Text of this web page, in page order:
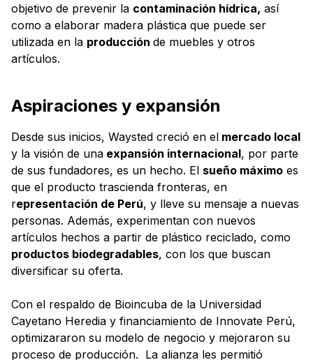
objetivo de prevenir la contaminación hídrica, así
como a elaborar madera plástica que puede ser
utilizada en la producción de muebles y otros
artículos.
Aspiraciones y expansión
Desde sus inicios, Waysted creció en el mercado local
y la visión de una expansión internacional, por parte
de sus fundadores, es un hecho. El sueño máximo es
que el producto trascienda fronteras, en
representación de Perú, y lleve su mensaje a nuevas
personas. Además, experimentan con nuevos
artículos hechos a partir de plástico reciclado, como
productos biodegradables, con los que buscan
diversificar su oferta.
Con el respaldo de Bioincuba de la Universidad
Cayetano Heredia y financiamiento de Innovate Perú,
optimizararon su modelo de negocio y mejoraron su
proceso de producción. La alianza les permitió